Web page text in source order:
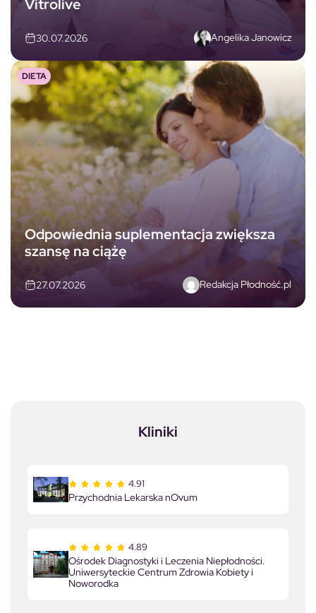
Vitrolive
30.07.2026 Angelika Janowicz
Odpowiednia suplementacja zwiększa
szansę na ciążę
27.07.2026 Redakcja Płodność.pl
DIETA
Kliniki
4.91
Przychodnia Lekarska nOvum
4.89
Ośrodek Diagnostyki i Leczenia Niepłodności.
Uniwersyteckie Centrum Zdrowia Kobiety i
Noworodka